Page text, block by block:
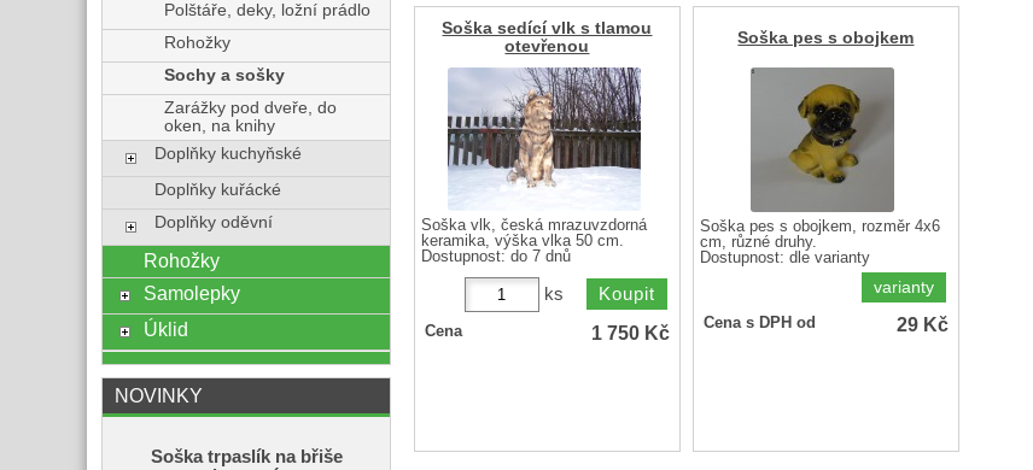
Soška sedící vlk s tlamou
otevřenou
Soška vlk, česká mrazuvzdorná
keramika, výška vlka 50 cm.
Dostupnost: do 7 dnů
ks
Cena 1 750 Kč
Soška pes s obojkem
Soška pes s obojkem, rozměr 4x6
cm, různé druhy.
Dostupnost: dle varianty
varianty
Cena s DPH od 29 Kč
Polštáře, deky, ložní prádlo
Rohožky
Sochy a sošky
Zarážky pod dveře, do
oken, na knihy
Doplňky kuchyňské
Doplňky kuřácké
Doplňky oděvní
Rohožky
Samolepky
Úklid
NOVINKY
Soška trpaslík na břiše